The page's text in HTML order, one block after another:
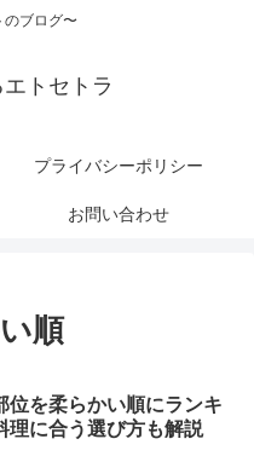
のブログ〜
トセトラ
プライバシーポリシー
お問い合わせ
順
位を柔らかい順にランキ
理に合う選び方も解説